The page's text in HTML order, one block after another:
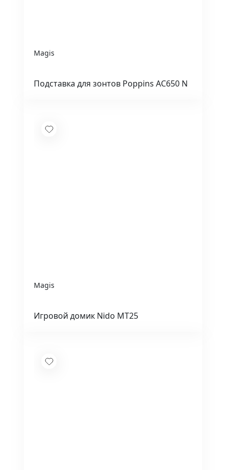
Magis
Подставка для зонтов Poppins AC650 N
Magis
Игровой домик Nido MT25